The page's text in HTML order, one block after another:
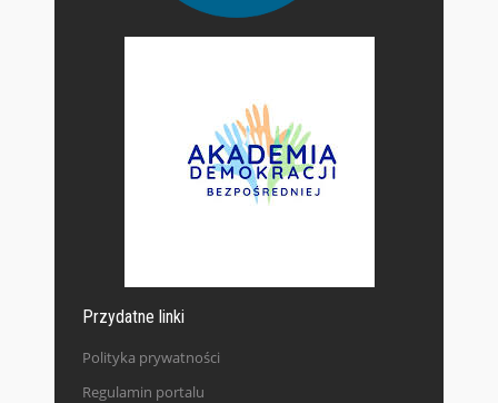
Przydatne linki
Polityka prywatności
Regulamin portalu